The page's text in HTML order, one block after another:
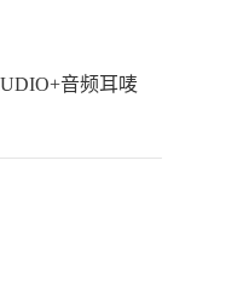
音频耳唛